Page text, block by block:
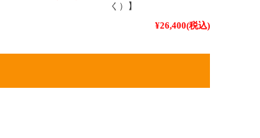
く）】
¥26,400(税込)